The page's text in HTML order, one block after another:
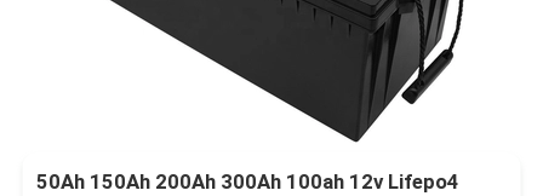
50Ah 150Ah 200Ah 300Ah 100ah 12v Lifepo4